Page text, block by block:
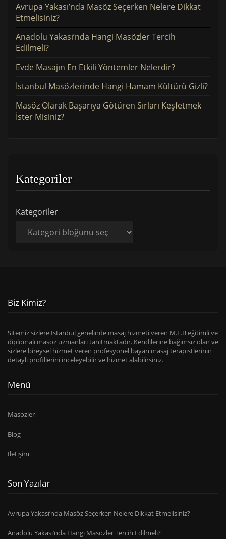
Avrupa Yakası’nda Masöz Seçerken Nelere Dikkat
Etmelisiniz?
Anadolu Yakası’nda Hangi Masözler Tercih
Edilmeli?
Evde Masajın En Etkili Yöntemler Nelerdir?
İstanbul Masözlerinde Hangi Hamam Kültürü Gizli?
Masöz Olarak Başarıya Götüren Sırları Keşfetmek
İster Misiniz?
Kategoriler
Kategoriler
Biz Kimiz?
Sitemiz sizlere İstanbul genelinde masaj hizmeti veren M.E.B eğitimli ve
diplomalı masöz uzmanları tanıtmaktadır. Kendilerine bağımsız olan ve
sizlere bireysel hizmet veren profesyonel bayan masaj terapistlerinin
detaylı profillerini inceleyebilir ve hizmet alabilirsiniz.
Menü
Masozler
Blog
İletişim
Son Yazılar
Avrupa Yakası’nda Masöz Seçerken Nelere Dikkat Etmelisiniz?
Anadolu Yakası’nda Hangi Masözler Tercih Edilmeli?